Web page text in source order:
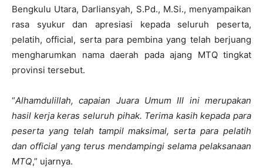
Bengkulu Utara, Darliansyah, S.Pd., M.Si., menyampaikan
rasa syukur dan apresiasi kepada seluruh peserta,
pelatih, official, serta para pembina yang telah berjuang
mengharumkan nama daerah pada ajang MTQ tingkat
provinsi tersebut.
“Alhamdulillah, capaian Juara Umum III ini merupakan
hasil kerja keras seluruh pihak. Terima kasih kepada para
peserta yang telah tampil maksimal, serta para pelatih
dan official yang terus mendampingi selama pelaksanaan
MTQ,” ujarnya.